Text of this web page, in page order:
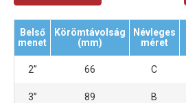
Belső
menet
Körömtávolság
(mm)
Névleges
méret
2” 66 C
3” 89 B